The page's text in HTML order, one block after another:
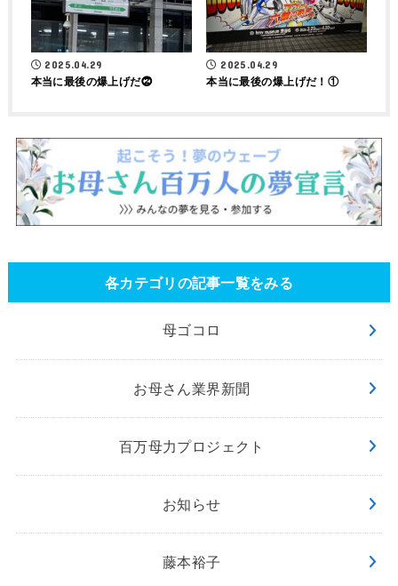
2025.04.29
本当に最後の爆上げだ⓶
2025.04.29
本当に最後の爆上げだ！①
各カテゴリの記事一覧をみる
母ゴコロ
お母さん業界新聞
百万母力プロジェクト
お知らせ
藤本裕子